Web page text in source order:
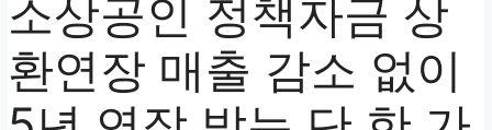
소상공인 정책자금 상
환연장 매출 감소 없이